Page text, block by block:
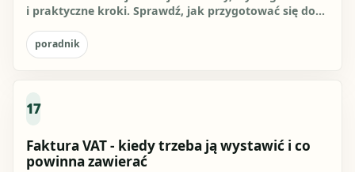
i praktyczne kroki. Sprawdź, jak przygotować się do
poradnik
17
Faktura VAT - kiedy trzeba ją wystawić i co
powinna zawierać